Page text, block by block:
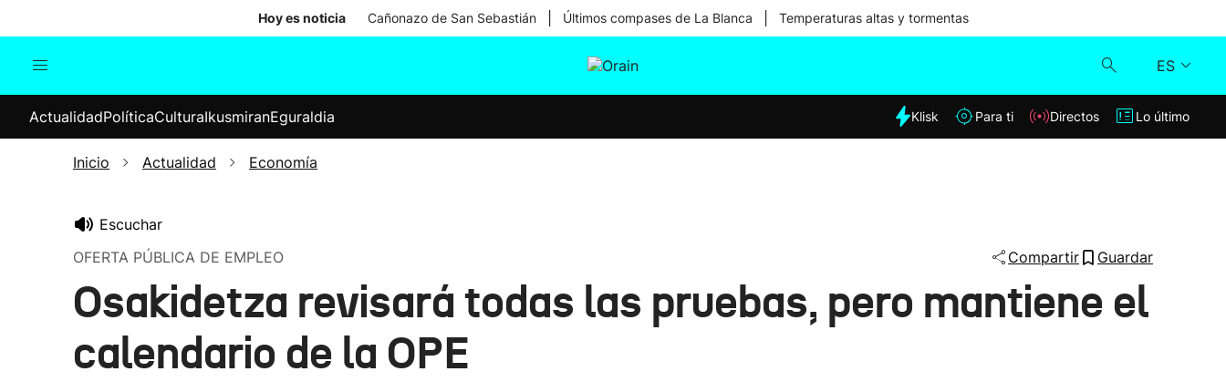
Hoy es noticia Cañonazo de San Sebastián Últimos compases de La Blanca Temperaturas altas y tormentas
ES
Internacional
Elecciones
Klisk
Lo último
ActualidadPolíticaCulturaIkusmiranEguraldia Klisk Para ti Directos Lo último
Inicio Actualidad Economía
Escuchar
OFERTA PÚBLICA DE EMPLEO
Compartir Guardar
Osakidetza revisará todas las pruebas, pero mantiene el
calendario de la OPE